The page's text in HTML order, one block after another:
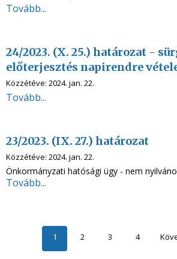
Tovább...
24/2023. (X. 25.) határozat -
előterjesztés napirendre
Közzétéve: 2024. jan. 22.
Tovább...
23/2023. (IX. 27.) határozat
Közzétéve: 2024. jan. 22.
Önkormányzati hatósági ügy - nem
Tovább...
1 2 3 4